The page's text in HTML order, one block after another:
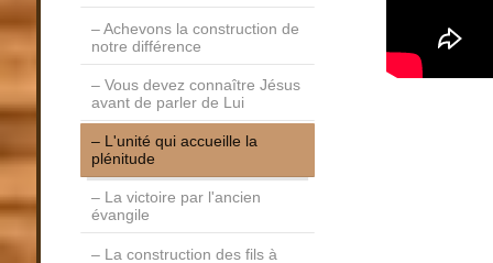
Achevons la construction de
notre différence
Vous devez connaître Jésus
avant de parler de Lui
L'unité qui accueille la
plénitude
La victoire par l'ancien
évangile
La construction des fils à